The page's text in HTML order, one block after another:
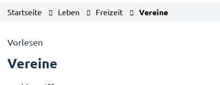
Startseite Leben Freizeit Vereine
Vorlesen
Vereine